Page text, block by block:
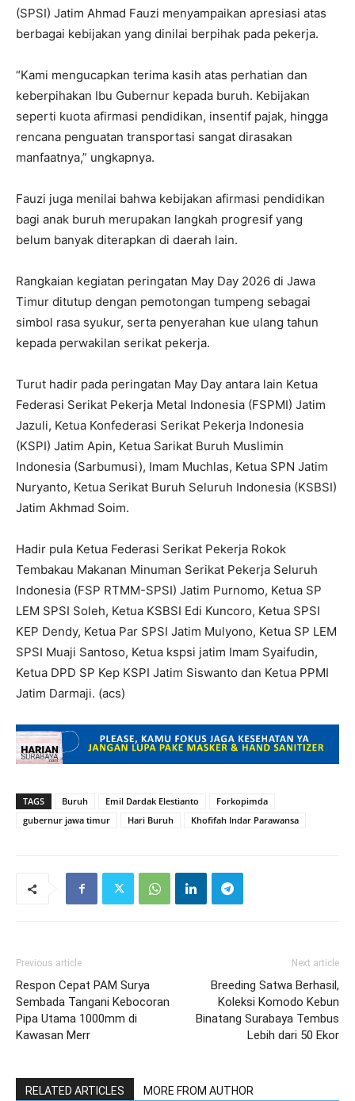
(SPSI) Jatim Ahmad Fauzi menyampaikan apresiasi atas
berbagai kebijakan yang dinilai berpihak pada pekerja.
“Kami mengucapkan terima kasih atas perhatian dan
keberpihakan Ibu Gubernur kepada buruh. Kebijakan
seperti kuota afirmasi pendidikan, insentif pajak, hingga
rencana penguatan transportasi sangat dirasakan
manfaatnya,” ungkapnya.
Fauzi juga menilai bahwa kebijakan afirmasi pendidikan
bagi anak buruh merupakan langkah progresif yang
belum banyak diterapkan di daerah lain.
Rangkaian kegiatan peringatan May Day 2026 di Jawa
Timur ditutup dengan pemotongan tumpeng sebagai
simbol rasa syukur, serta penyerahan kue ulang tahun
kepada perwakilan serikat pekerja.
Turut hadir pada peringatan May Day antara lain Ketua
Federasi Serikat Pekerja Metal Indonesia (FSPMI) Jatim
Jazuli, Ketua Konfederasi Serikat Pekerja Indonesia
(KSPI) Jatim Apin, Ketua Sarikat Buruh Muslimin
Indonesia (Sarbumusi), Imam Muchlas, Ketua SPN Jatim
Nuryanto, Ketua Serikat Buruh Seluruh Indonesia (KSBSI)
Jatim Akhmad Soim.
Hadir pula Ketua Federasi Serikat Pekerja Rokok
Tembakau Makanan Minuman Serikat Pekerja Seluruh
Indonesia (FSP RTMM-SPSI) Jatim Purnomo, Ketua SP
LEM SPSI Soleh, Ketua KSBSI Edi Kuncoro, Ketua SPSI
KEP Dendy, Ketua Par SPSI Jatim Mulyono, Ketua SP LEM
SPSI Muaji Santoso, Ketua kspsi jatim Imam Syaifudin,
Ketua DPD SP Kep KSPI Jatim Siswanto dan Ketua PPMI
Jatim Darmaji. (acs)
TAGS Buruh Emil Dardak Elestianto
Forkopimda
gubernur jawa timur
Hari Buruh Khofifah Indar Parawansa
Previous article
Respon Cepat PAM Surya
Sembada Tangani Kebocoran
Pipa Utama 1000mm di
Kawasan Merr
Next article
Breeding Satwa Berhasil,
Koleksi Komodo Kebun
Binatang Surabaya Tembus
Lebih dari 50 Ekor
RELATED ARTICLES MORE FROM AUTHOR